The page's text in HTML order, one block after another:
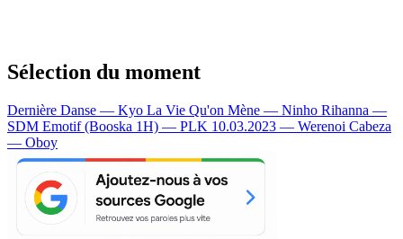
Sélection du moment
Dernière Danse — Kyo La Vie Qu'on Mène — Ninho Rihanna —
SDM Emotif (Booska 1H) — PLK 10.03.2023 — Werenoi Cabeza
— Oboy